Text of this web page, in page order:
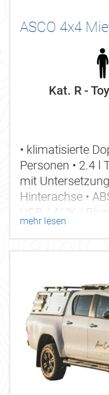
ASCO 4x4
Kat. R -
• klimatisierte
Personen • 2.4 l
mit
Hinterachse •
USB / AUX /
Laderaum •...
mehr lesen